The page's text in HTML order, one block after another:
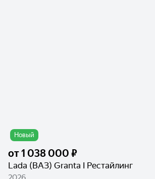
Новый
от1 038 000 ₽
Lada (ВАЗ) Granta I Рестайлинг